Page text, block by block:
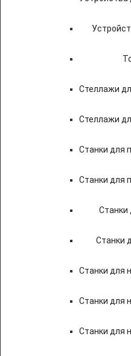
Стеллажи
Стеллажи
Станки для
Станки для
Станки
Станки
Станки для
Станки для
Станки для